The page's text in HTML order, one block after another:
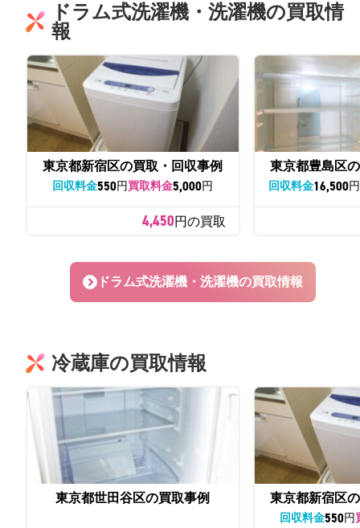
ドラム式洗濯機・洗濯機の買取情
報
東京都新宿区の買取・回収事例
回収料金550円買取料金5,000円
4,450円の買取
東京都豊島区
回収料金16,500円
ドラム式洗濯機・洗濯機の買取情報
冷蔵庫の買取情報
東京都世田谷区の買取事例 東京都新宿区
回収料金550円